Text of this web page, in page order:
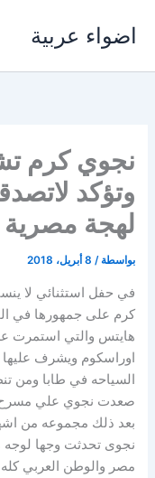
اضواء عربية
نجوي كرم
وتؤكد
لهجة مصرية
بواسطة / 8 أبريل، 2018
في حفل استثنائي لا
كرم على جمهورها في
هايتس والتي استمرت
اوراسكوم ويشرف
السياحه في طابا ومن
صعدت نجوي علي مسرح
بعد ذلك مجموعه من
نجوى تحدثت وجها
مصر والوطن العربي